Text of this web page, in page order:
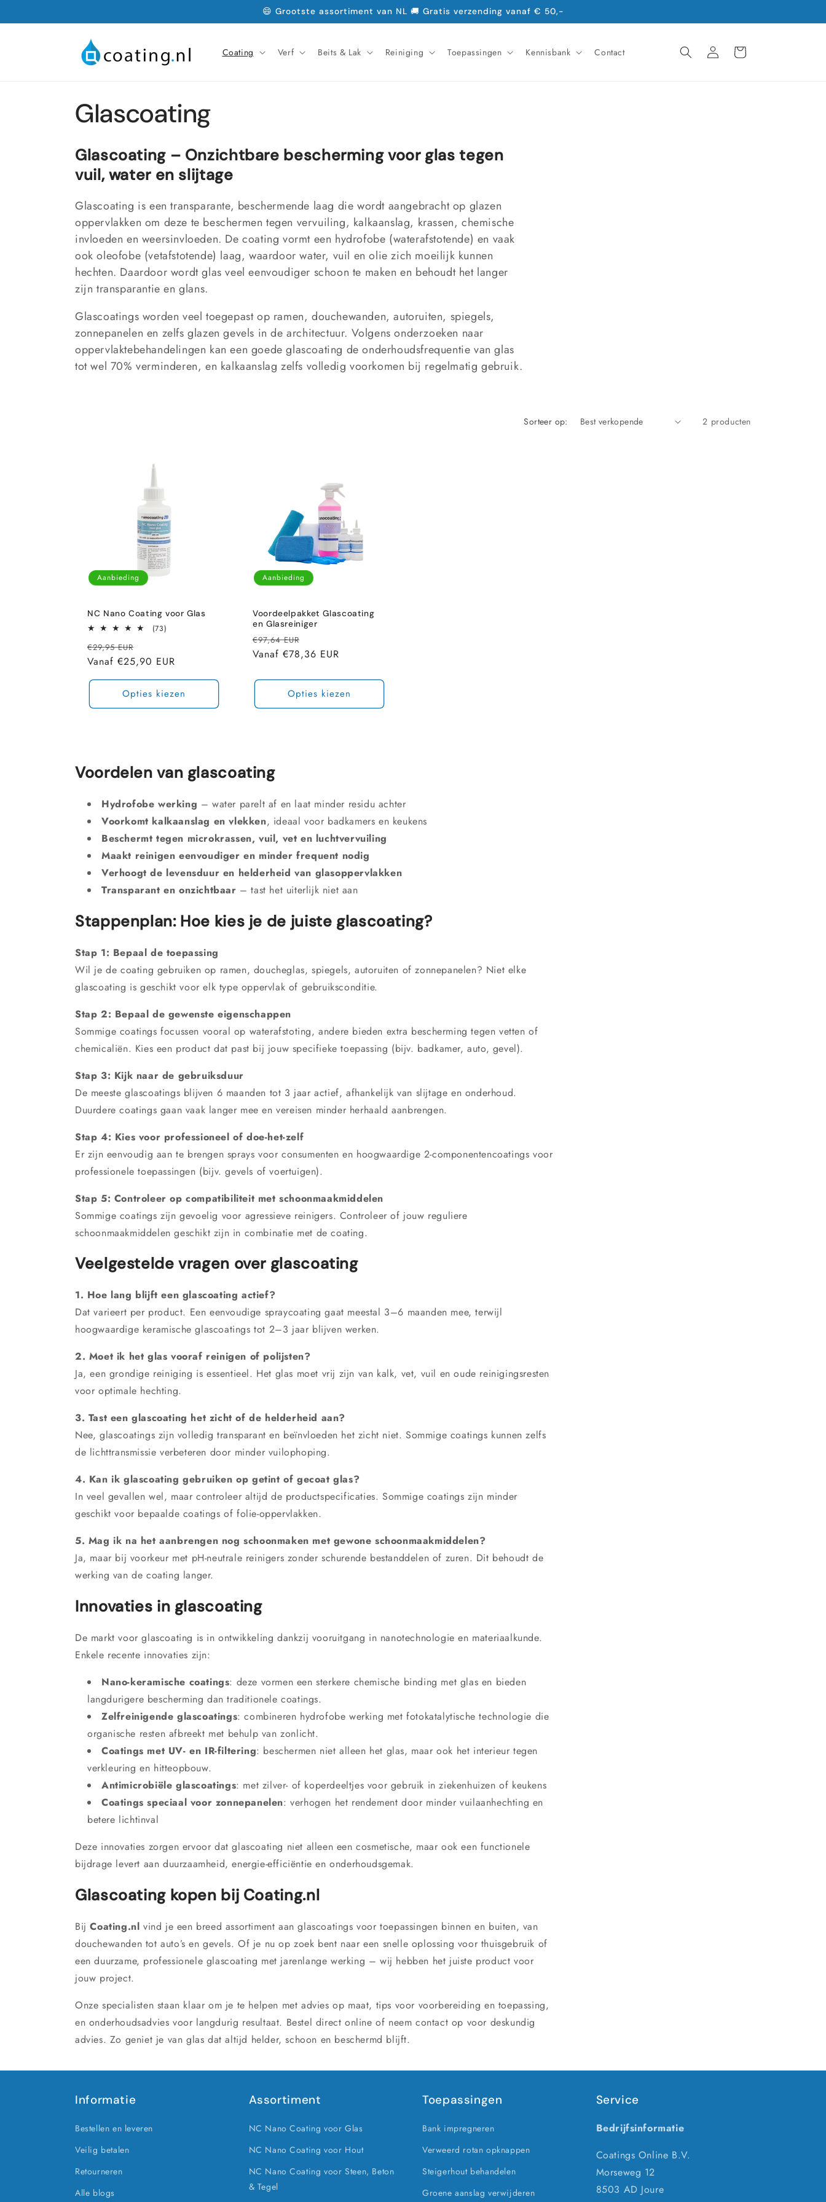
content
😄 Grootste assortiment van NL 🚚 Gratis verzending vanaf € 50,-
Coating Verf Beits & Lak Reiniging Toepassingen Kennisbank Contact InloggenWinkelwagen
C
o
l
l
e
c
t
i
e
Glascoating
Glascoating – Onzichtbare bescherming voor glas tegen
vuil, water en slijtage
Glascoating is een transparante, beschermende laag die wordt aangebracht op glazen
oppervlakken om deze te beschermen tegen vervuiling, kalkaanslag, krassen, chemische
invloeden en weersinvloeden. De coating vormt een hydrofobe (waterafstotende) en vaak
ook oleofobe (vetafstotende) laag, waardoor water, vuil en olie zich moeilijk kunnen
hechten. Daardoor wordt glas veel eenvoudiger schoon te maken en behoudt het langer
zijn transparantie en glans.
Glascoatings worden veel toegepast op ramen, douchewanden, autoruiten, spiegels,
zonnepanelen en zelfs glazen gevels in de architectuur. Volgens onderzoeken naar
oppervlaktebehandelingen kan een goede glascoating de onderhoudsfrequentie van glas
tot wel 70% verminderen, en kalkaanslag zelfs volledig voorkomen bij regelmatig gebruik.
Sorteer op: 2 producten
Aanbieding
NC Nano Coating voor Glas
(73)
recensies
Normale
prijs
€29,95 EUR
Vanaf €25,90 EUR
Opties kiezen
Aanbieding
Voordeelpakket Glascoating
en Glasreiniger
Normale
prijs
€97,64 EUR
Vanaf €78,36 EUR
Opties kiezen
Voordelen van glascoating
Hydrofobe werking – water parelt af en laat minder residu achter
Voorkomt kalkaanslag en vlekken, ideaal voor badkamers en keukens
Beschermt tegen microkrassen, vuil, vet en luchtvervuiling
Maakt reinigen eenvoudiger en minder frequent nodig
Verhoogt de levensduur en helderheid van glasoppervlakken
Transparant en onzichtbaar – tast het uiterlijk niet aan
Stappenplan: Hoe kies je de juiste glascoating?
Stap 1: Bepaal de toepassing
Wil je de coating gebruiken op ramen, doucheglas, spiegels, autoruiten of zonnepanelen? Niet elke
glascoating is geschikt voor elk type oppervlak of gebruiksconditie.
Stap 2: Bepaal de gewenste eigenschappen
Sommige coatings focussen vooral op waterafstoting, andere bieden extra bescherming tegen vetten of
chemicaliën. Kies een product dat past bij jouw specifieke toepassing (bijv. badkamer, auto, gevel).
Stap 3: Kijk naar de gebruiksduur
De meeste glascoatings blijven 6 maanden tot 3 jaar actief, afhankelijk van slijtage en onderhoud.
Duurdere coatings gaan vaak langer mee en vereisen minder herhaald aanbrengen.
Stap 4: Kies voor professioneel of doe-het-zelf
Er zijn eenvoudig aan te brengen sprays voor consumenten en hoogwaardige 2-componentencoatings voor
professionele toepassingen (bijv. gevels of voertuigen).
Stap 5: Controleer op compatibiliteit met schoonmaakmiddelen
Sommige coatings zijn gevoelig voor agressieve reinigers. Controleer of jouw reguliere
schoonmaakmiddelen geschikt zijn in combinatie met de coating.
Veelgestelde vragen over glascoating
1. Hoe lang blijft een glascoating actief?
Dat varieert per product. Een eenvoudige spraycoating gaat meestal 3–6 maanden mee, terwijl
hoogwaardige keramische glascoatings tot 2–3 jaar blijven werken.
2. Moet ik het glas vooraf reinigen of polijsten?
Ja, een grondige reiniging is essentieel. Het glas moet vrij zijn van kalk, vet, vuil en oude reinigingsresten
voor optimale hechting.
3. Tast een glascoating het zicht of de helderheid aan?
Nee, glascoatings zijn volledig transparant en beïnvloeden het zicht niet. Sommige coatings kunnen zelfs
de lichttransmissie verbeteren door minder vuilophoping.
4. Kan ik glascoating gebruiken op getint of gecoat glas?
In veel gevallen wel, maar controleer altijd de productspecificaties. Sommige coatings zijn minder
geschikt voor bepaalde coatings of folie-oppervlakken.
5. Mag ik na het aanbrengen nog schoonmaken met gewone schoonmaakmiddelen?
Ja, maar bij voorkeur met pH-neutrale reinigers zonder schurende bestanddelen of zuren. Dit behoudt de
werking van de coating langer.
Innovaties in glascoating
De markt voor glascoating is in ontwikkeling dankzij vooruitgang in nanotechnologie en materiaalkunde.
Enkele recente innovaties zijn:
Nano-keramische coatings: deze vormen een sterkere chemische binding met glas en bieden
langdurigere bescherming dan traditionele coatings.
Zelfreinigende glascoatings: combineren hydrofobe werking met fotokatalytische technologie die
organische resten afbreekt met behulp van zonlicht.
Coatings met UV- en IR-filtering: beschermen niet alleen het glas, maar ook het interieur tegen
verkleuring en hitteopbouw.
Antimicrobiële glascoatings: met zilver- of koperdeeltjes voor gebruik in ziekenhuizen of keukens
Coatings speciaal voor zonnepanelen: verhogen het rendement door minder vuilaanhechting en
betere lichtinval
Deze innovaties zorgen ervoor dat glascoating niet alleen een cosmetische, maar ook een functionele
bijdrage levert aan duurzaamheid, energie-efficiëntie en onderhoudsgemak.
Glascoating kopen bij Coating.nl
BijCoating.nl vind je een breed assortiment aan glascoatings voor toepassingen binnen en buiten, van
douchewanden tot auto’s en gevels. Of je nu op zoek bent naar een snelle oplossing voor thuisgebruik of
een duurzame, professionele glascoating met jarenlange werking – wij hebben het juiste product voor
jouw project.
Onze specialisten staan klaar om je te helpen met advies op maat, tips voor voorbereiding en toepassing,
en onderhoudsadvies voor langdurig resultaat. Bestel direct online of neem contact op voor deskundig
advies. Zo geniet je van glas dat altijd helder, schoon en beschermd blijft.
Informatie
Bestellen en leveren
Veilig betalen
Retourneren
Alle blogs
Assortiment
NC Nano Coating voor Glas
NC Nano Coating voor Hout
NC Nano Coating voor Steen, Beton
& Tegel
Toepassingen
Bank impregneren
Verweerd rotan opknappen
Steigerhout behandelen
Groene aanslag verwijderen
Service
Bedrijfsinformatie
Coatings Online B.V.
Morseweg 12
8503 AD Joure